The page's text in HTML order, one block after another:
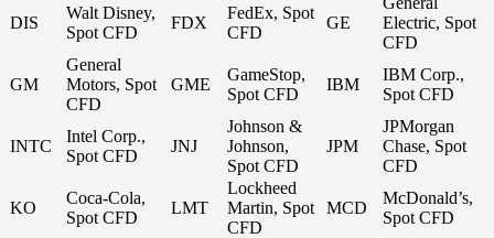
DIS
Walt Disney,
Spot CFD
FDX
FedEx, Spot
CFD
GE
Electric, Spot
CFD
GM
General
Motors, Spot
CFD
GME
GameStop,
Spot CFD
IBM
IBM Corp.,
Spot CFD
INTC
Intel Corp.,
Spot CFD
JNJ
Johnson &
Johnson,
Spot CFD
JPM
JPMorgan
Chase, Spot
CFD
KO
Coca-Cola,
Spot CFD
LMT
Lockheed
Martin, Spot
CFD
MCD
McDonald’s,
Spot CFD